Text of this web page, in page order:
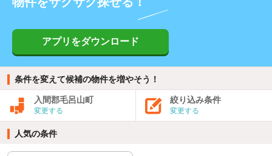
アプリをダウンロード
条件を変えて候補の物件を増やそう！
入間郡毛呂山町
変更する
絞り込み条件
変更する
人気の条件